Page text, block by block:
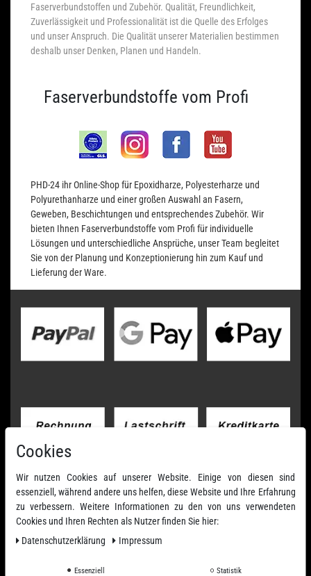
Faserverbundstoffen und Zubehör. Qualität, Freundlichkeit,
Zuverlässigkeit und Professionalität ist die Quelle des Erfolges
und unser Anspruch. Die Qualität unserer Materialien bestimmen
deshalb unser Denken, Planen und Handeln.
Faserverbundstoffe vom Profi
PHD-24 ihr Online-Shop für Epoxidharze, Polyesterharze und
Polyurethanharze und einer großen Auswahl an Fasern,
Geweben, Beschichtungen und entsprechendes Zubehör. Wir
bieten Ihnen Faserverbundstoffe vom Profi für individuelle
Lösungen und unterschiedliche Ansprüche, unser Team begleitet
Sie von der Planung und Konzeptionierung hin zum Kauf und
Lieferung der Ware.
Cookies
Wir nutzen Cookies auf unserer Website. Einige von diesen sind
essenziell, während andere uns helfen, diese Website und Ihre Erfahrung
zu verbessern. Weitere Informationen zu den von uns verwendeten
Cookies und Ihren Rechten als Nutzer finden Sie hier:
Daten­schutz­erklärung
Impressum
Essenziell Statistik